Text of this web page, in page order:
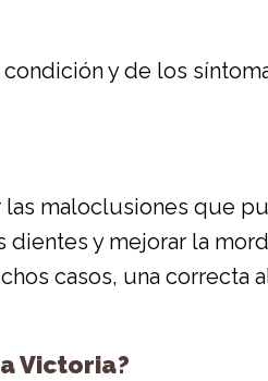
y de los
maloclusiones que
y mejorar la
casos, una
Victoria?